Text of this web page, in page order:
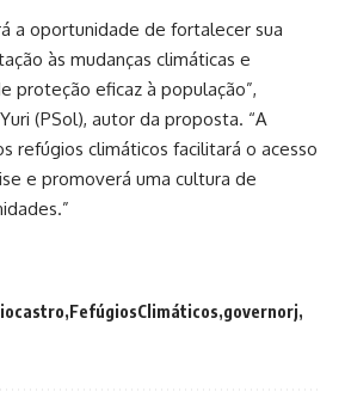
a oportunidade de fortalecer sua
às mudanças climáticas e
proteção eficaz à população”,
(PSol), autor da proposta. “A
refúgios climáticos facilitará o acesso
e promoverá uma cultura de
FefúgiosClimáticos governorj